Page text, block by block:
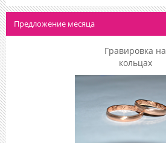
Предложение месяца
Гравировка на
кольцах